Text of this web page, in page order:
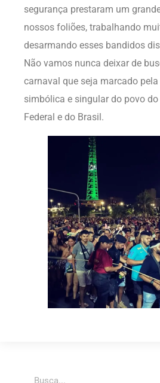
segurança prestaram um
nossos foliões, trabalhando
desarmando esses bandidos
Não vamos nunca deixar de
carnaval que seja marcado
simbólica e singular do povo
Federal e do Brasil.